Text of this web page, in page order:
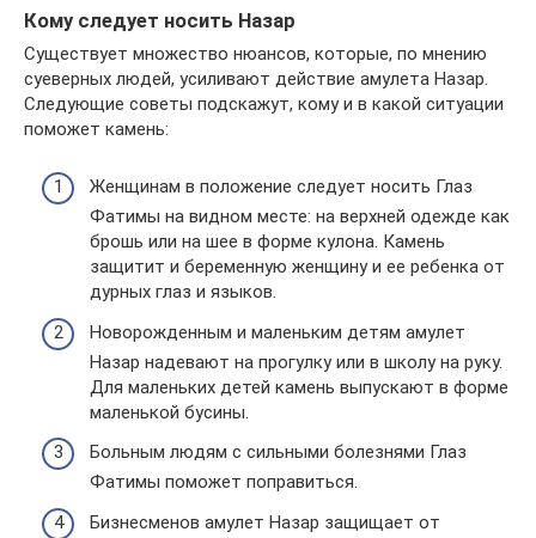
Кому следует носить Назар
Существует множество нюансов, которые, по мнению
суеверных людей, усиливают действие амулета Назар.
Следующие советы подскажут, кому и в какой ситуации
поможет камень:
Женщинам в положение следует носить Глаз
Фатимы на видном месте: на верхней одежде как
брошь или на шее в форме кулона. Камень
защитит и беременную женщину и ее ребенка от
дурных глаз и языков.
Новорожденным и маленьким детям амулет
Назар надевают на прогулку или в школу на руку.
Для маленьких детей камень выпускают в форме
маленькой бусины.
Больным людям с сильными болезнями Глаз
Фатимы поможет поправиться.
Бизнесменов амулет Назар защищает от